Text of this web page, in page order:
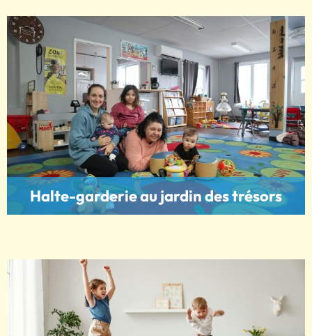
Halte-garderie au jardin des trésors